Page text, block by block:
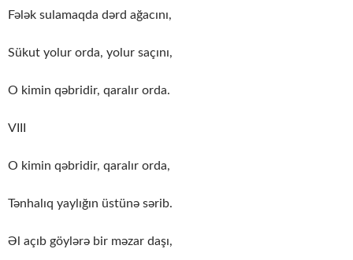
Fələk sulamaqda dərd ağacını,
Sükut yolur orda, yolur saçını,
O kimin qəbridir, qaralır orda.
VIII
O kimin qəbridir, qaralır orda,
Tənhalıq yaylığın üstünə sərib.
Əl açıb göylərə bir məzar daşı,